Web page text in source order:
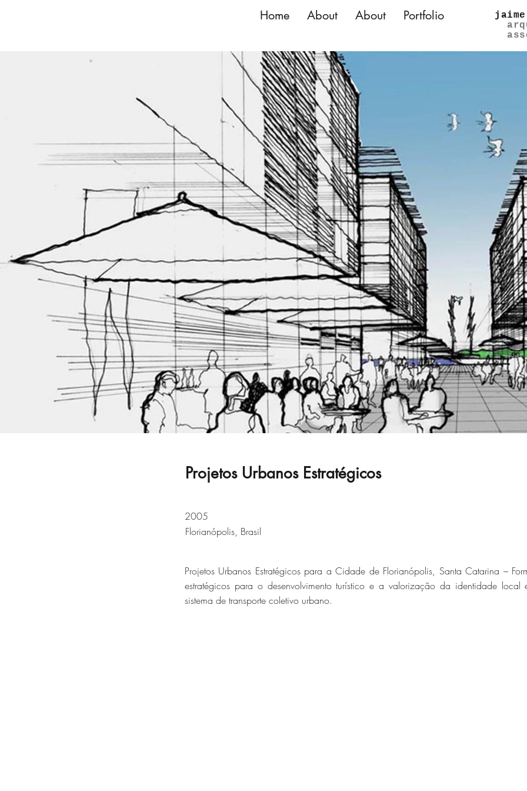
Home About About Portfolio
Projetos Urbanos Estratégicos
2005
Florianópolis, Brasil
Projetos Urbanos Estratégicos para a Cidade de Florianópolis, Santa Catarina –
estratégicos para o desenvolvimento turístico e a valorização da identidade
sistema de transporte coletivo urbano.